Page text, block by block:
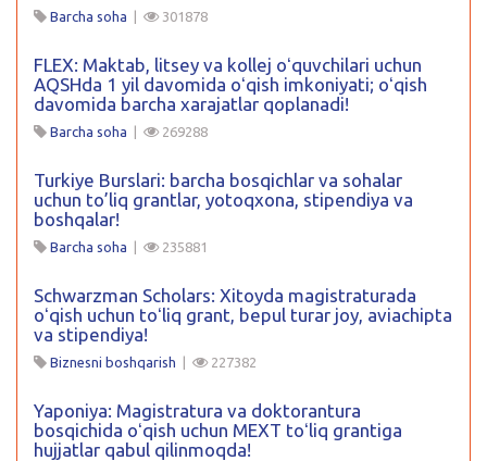
Barcha soha | 301878
FLEX: Maktab, litsey va kollej oʻquvchilari uchun
AQSHda 1 yil davomida oʻqish imkoniyati; oʻqish
davomida barcha xarajatlar qoplanadi!
Barcha soha | 269288
Turkiye Burslari: barcha bosqichlar va sohalar
uchun to’liq grantlar, yotoqxona, stipendiya va
boshqalar!
Barcha soha | 235881
Schwarzman Scholars: Xitoyda magistraturada
oʻqish uchun toʻliq grant, bepul turar joy, aviachipta
va stipendiya!
Biznesni boshqarish | 227382
Yaponiya: Magistratura va doktorantura
bosqichida oʻqish uchun MEXT toʻliq grantiga
hujjatlar qabul qilinmoqda!